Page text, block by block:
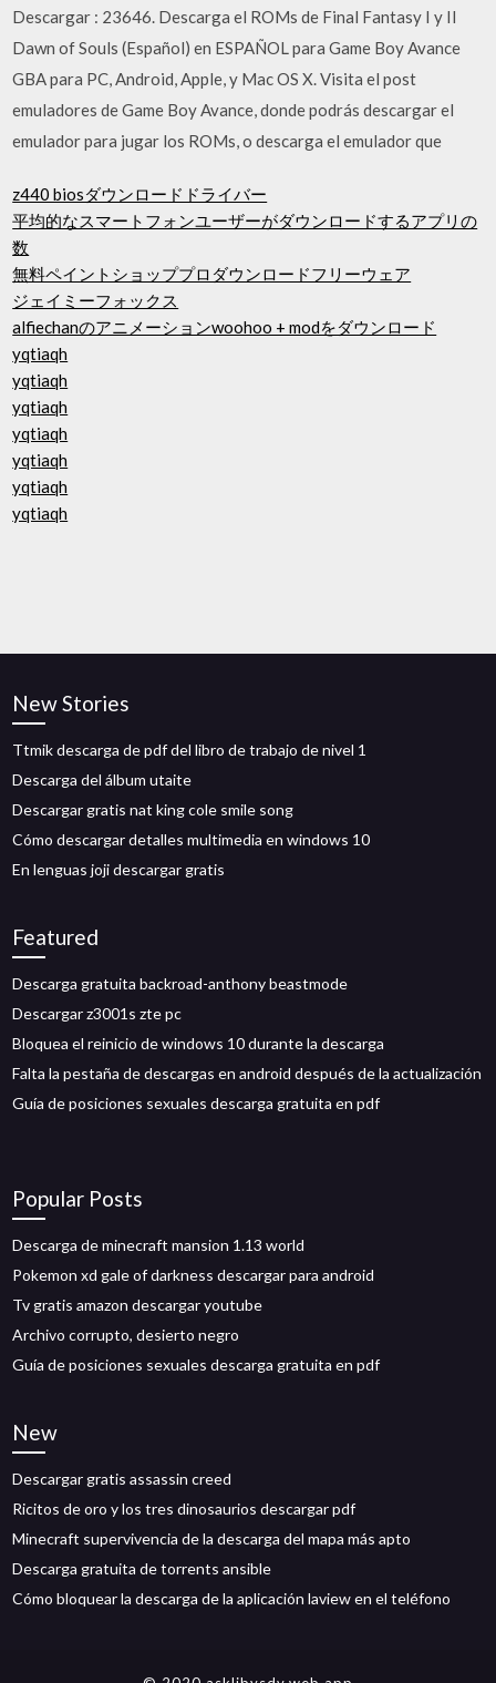
Descargar : 23646. Descarga el ROMs de Final Fantasy I y II
Dawn of Souls (Español) en ESPAÑOL para Game Boy Avance
GBA para PC, Android, Apple, y Mac OS X. Visita el post
emuladores de Game Boy Avance, donde podrás descargar el
emulador para jugar los ROMs, o descarga el emulador que
z440 biosダウンロードドライバー
平均的なスマートフォンユーザーがダウンロードするアプリの
数
無料ペイントショッププロダウンロードフリーウェア
ジェイミーフォックス
alfiechanのアニメーションwoohoo + modをダウンロード
yqtiaqh
yqtiaqh
yqtiaqh
yqtiaqh
yqtiaqh
yqtiaqh
yqtiaqh
New Stories
Ttmik descarga de pdf del libro de trabajo de nivel 1
Descarga del álbum utaite
Descargar gratis nat king cole smile song
Cómo descargar detalles multimedia en windows 10
En lenguas joji descargar gratis
Featured
Descarga gratuita backroad-anthony beastmode
Descargar z3001s zte pc
Bloquea el reinicio de windows 10 durante la descarga
Falta la pestaña de descargas en android después de la actualización
Guía de posiciones sexuales descarga gratuita en pdf
Popular Posts
Descarga de minecraft mansion 1.13 world
Pokemon xd gale of darkness descargar para android
Tv gratis amazon descargar youtube
Archivo corrupto, desierto negro
Guía de posiciones sexuales descarga gratuita en pdf
New
Descargar gratis assassin creed
Ricitos de oro y los tres dinosaurios descargar pdf
Minecraft supervivencia de la descarga del mapa más apto
Descarga gratuita de torrents ansible
Cómo bloquear la descarga de la aplicación laview en el teléfono